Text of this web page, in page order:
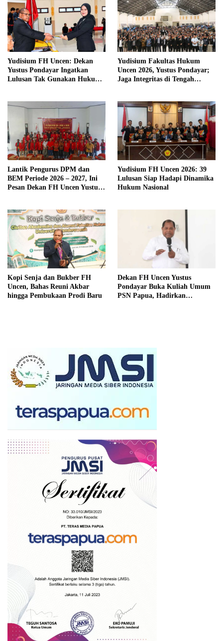
Yudisium FH Uncen: Dekan
Yustus Pondayar Ingatkan
Lulusan Tak Gunakan Hukum
Yudisium Fakultas Hukum
Uncen 2026, Yustus Pondayar;
Jaga Integritas di Tengah
Lantik Pengurus DPM dan
BEM Periode 2026 – 2027, Ini
Pesan Dekan FH Uncen Yustus
Yudisium FH Uncen 2026: 39
Lulusan Siap Hadapi Dinamika
Hukum Nasional
Kopi Senja dan Bukber FH
Uncen, Bahas Reuni Akbar
hingga Pembukaan Prodi Baru
Dekan FH Uncen Yustus
Pondayar Buka Kuliah Umum
PSN Papua, Hadirkan